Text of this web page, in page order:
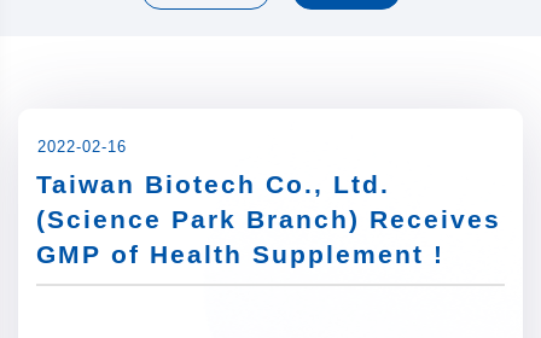
2022-02-16
Taiwan Biotech Co., Ltd.
(Science Park Branch) Receives
GMP of Health Supplement !